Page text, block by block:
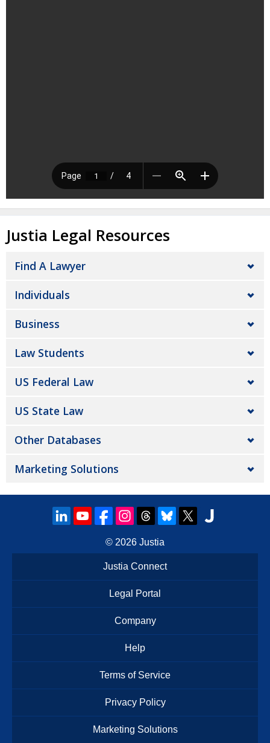
Justia Legal Resources
Find A Lawyer
Individuals
Business
Law Students
US Federal Law
US State Law
Other Databases
Marketing Solutions
© 2026 Justia
Justia Connect
Legal Portal
Company
Help
Terms of Service
Privacy Policy
Marketing Solutions